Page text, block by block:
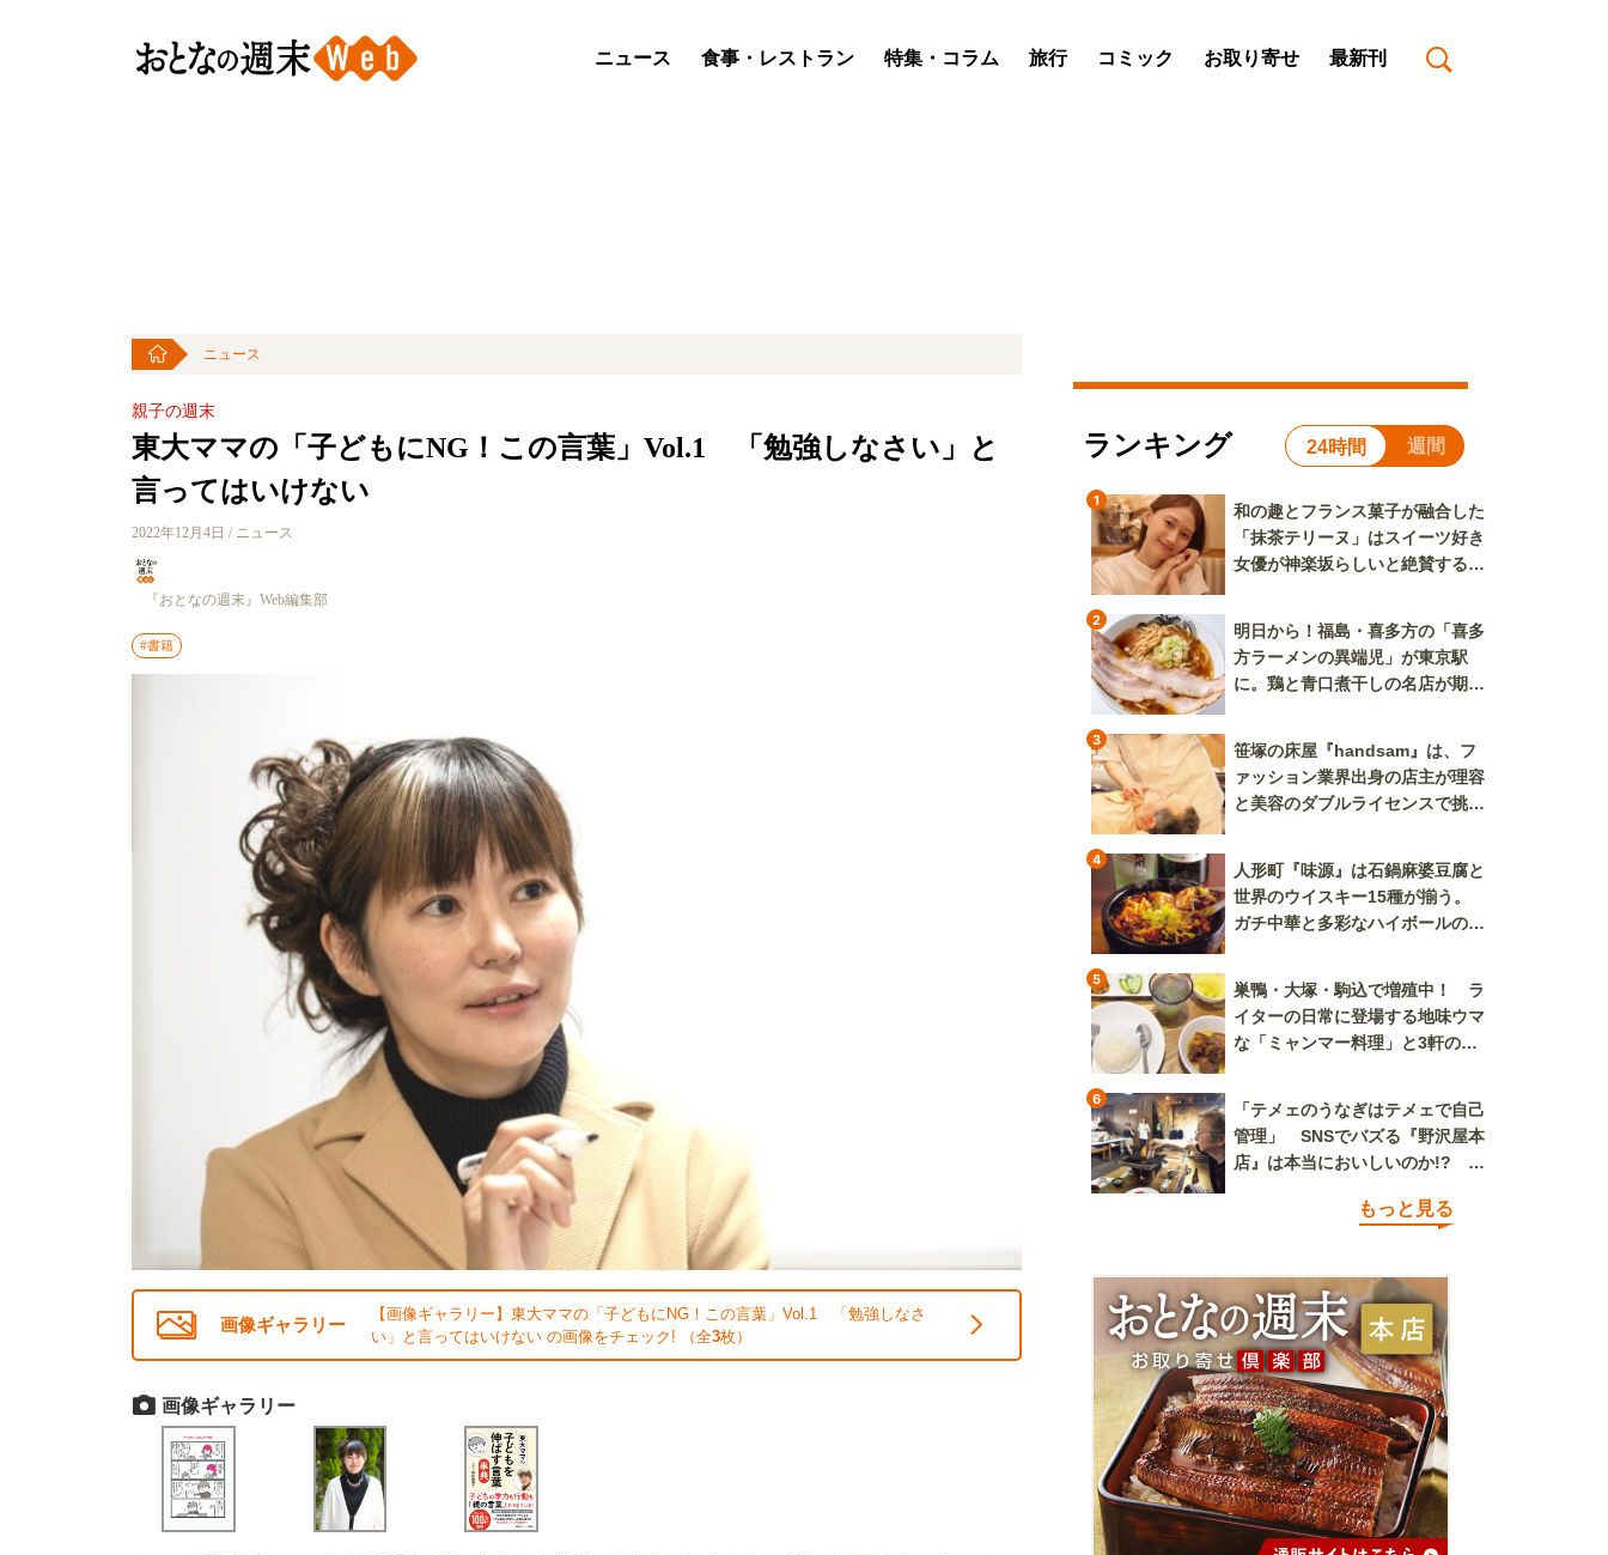
ニュース 食事・レストラン 特集・コラム 旅行 コミック お取り寄せ 最新刊
ニュース
親子の週末
東大ママの「子どもにNG！この言葉」Vol.1 「勉強しなさい」と
言ってはいけない
2022年12月4日 / ニュース
『おとなの週末』Web編集部
#書籍
画像ギャラリー
【画像ギャラリー】東大ママの「子どもにNG！この言葉」Vol.1 「勉強しなさ
い」と言ってはいけない の画像をチェック! （全3枚）
画像ギャラリー
ランキング 24時間 週間
1
和の趣とフランス菓子が融合した
「抹茶テリーヌ」はスイーツ好き
女優が神楽坂らしいと絶賛する逸
2
明日から！福島・喜多方の「喜多
方ラーメンの異端児」が東京駅
に。鶏と青口煮干しの名店が期間
3
笹塚の床屋『handsam』は、フ
ァッション業界出身の店主が理容
と美容のダブルライセンスで挑む
4
人形町『味源』は石鍋麻婆豆腐と
世界のウイスキー15種が揃う。
ガチ中華と多彩なハイボールの組
5
巣鴨・大塚・駒込で増殖中！ ラ
イターの日常に登場する地味ウマ
な「ミャンマー料理」と3軒のニ
6
「テメェのうなぎはテメェで自己
管理」 SNSでバズる『野沢屋本
店』は本当においしいのか!? い
もっと見る